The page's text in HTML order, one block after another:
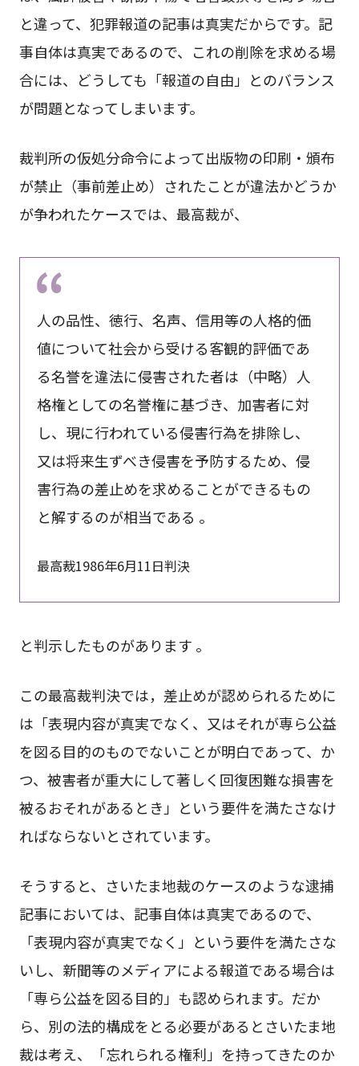
と違って、犯罪報道の記事は真実だからです。記
事自体は真実であるので、これの削除を求める場
合には、どうしても「報道の自由」とのバランス
が問題となってしまいます。
裁判所の仮処分命令によって出版物の印刷・頒布
が禁止（事前差止め）されたことが違法かどうか
が争われたケースでは、最高裁が、
人の品性、徳行、名声、信用等の人格的価
値について社会から受ける客観的評価であ
る名誉を違法に侵害された者は（中略）人
格権としての名誉権に基づき、加害者に対
し、現に行われている侵害行為を排除し、
又は将来生ずべき侵害を予防するため、侵
害行為の差止めを求めることができるもの
と解するのが相当である 。
最高裁1986年6月11日判決
と判示したものがあります 。
この最高裁判決では，差止めが認められるために
は「表現内容が真実でなく、又はそれが専ら公益
を図る目的のものでないことが明白であって、か
つ、被害者が重大にして著しく回復困難な損害を
被るおそれがあるとき」という要件を満たさなけ
ればならないとされています。
そうすると、さいたま地裁のケースのような逮捕
記事においては、記事自体は真実であるので、
「表現内容が真実でなく」という要件を満たさな
いし、新聞等のメディアによる報道である場合は
「専ら公益を図る目的」も認められます。だか
ら、別の法的構成をとる必要があるとさいたま地
裁は考え、「忘れられる権利」を持ってきたのか